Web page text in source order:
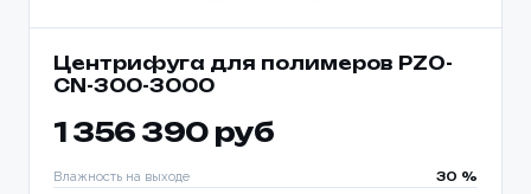
Центрифуга для полимеров PZO-
CN-300-3000
1 356 390 руб
Влажность на выходе 30 %